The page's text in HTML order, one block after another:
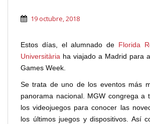
19 octubre, 2018
Estos días, el alumnado de Florida
Universitària ha viajado a Madrid para
Games Week.
Se trata de uno de los eventos más
panorama nacional. MGW congrega a
los videojuegos para conocer las
los últimos juegos y dispositivos. Así